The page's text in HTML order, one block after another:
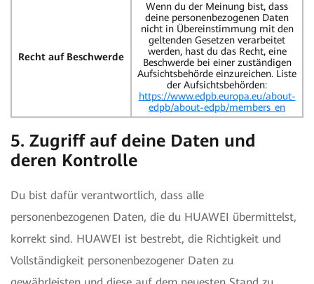
Recht auf Beschwerde
Wenn du der Meinung bist, dass
deine personenbezogenen Daten
nicht in Übereinstimmung mit den
geltenden Gesetzen verarbeitet
werden, hast du das Recht, eine
Beschwerde bei einer zuständigen
Aufsichtsbehörde einzureichen. Liste
der Aufsichtsbehörden:
https://www.edpb.europa.eu/about-
edpb/about-edpb/members_en
5. Zugriff auf deine Daten und
deren Kontrolle
Du bist dafür verantwortlich, dass alle
personenbezogenen Daten, die du HUAWEI übermittelst,
korrekt sind. HUAWEI ist bestrebt, die Richtigkeit und
Vollständigkeit personenbezogener Daten zu